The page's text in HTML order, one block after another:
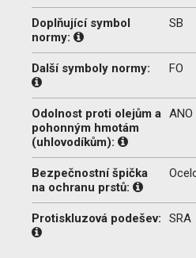
Doplňující symbol
normy:
SB
Další symboly normy: FO
Odolnost proti olejům a
pohonným hmotám
(uhlovodíkům):
ANO
Bezpečnostní špička
na ochranu prstů:
Protiskluzová podešev: SRA